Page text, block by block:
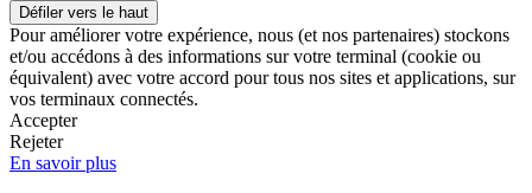
Défiler vers le haut
Pour améliorer votre expérience, nous (et nos partenaires) stockons
et/ou accédons à des informations sur votre terminal (cookie ou
équivalent) avec votre accord pour tous nos sites et applications, sur
vos terminaux connectés.
Accepter
Rejeter
En savoir plus